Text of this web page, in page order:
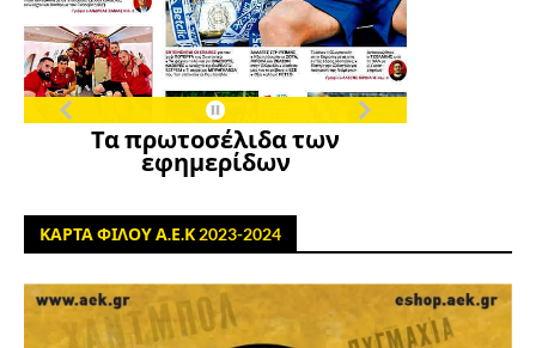
Τα πρωτοσέλιδα των
εφημερίδων
ΚΑΡΤΑ ΦΙΛΟΥ Α.Ε.Κ 2023-2024